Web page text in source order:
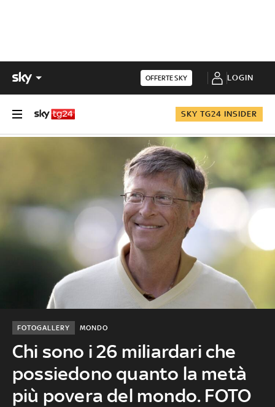
OFFERTE SKY LOGIN
SKY TG24 INSIDER
Chi sono i 26 miliardari che
possiedono quanto la metà
più povera del mondo. FOTO
MONDO
FOTOGALLERY